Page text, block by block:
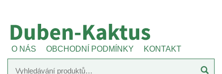
O NÁS OBCHODNÍ PODMÍNKY KONTAKT